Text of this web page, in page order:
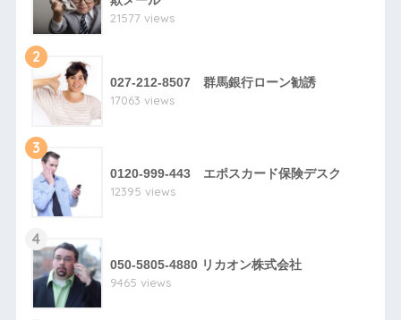
21577 views
2
027-212-8507 群馬銀行ローン勧誘
17063 views
3
0120-999-443 エポスカード保険デスク
12395 views
4
050-5805-4880 リカオン株式会社
9465 views